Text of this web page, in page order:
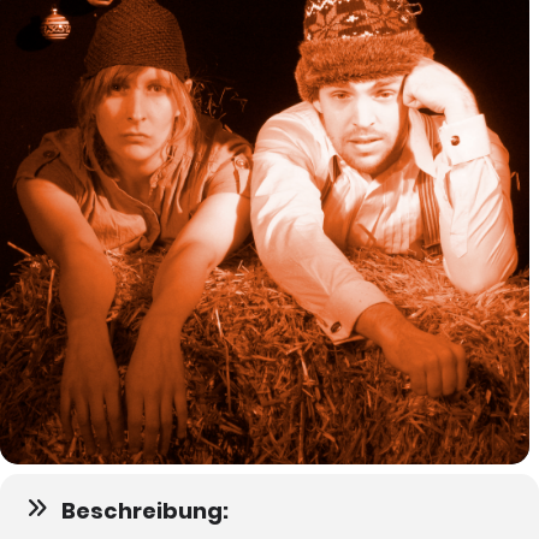
Beschreibung: